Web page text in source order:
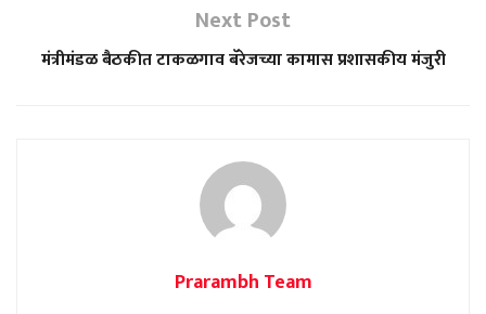
Next Post
मंत्रीमंडळ बैठकीत टाकळगाव बॅरेजच्या कामास प्रशासकीय मंजुरी
Prarambh Team